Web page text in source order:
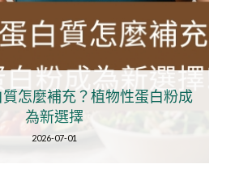
怎麼補充？植物性蛋白粉成
為新選擇
2026-07-01